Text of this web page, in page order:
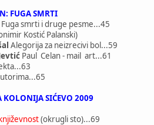
FUGA SMRTI
Fuga smrti i druge pesme...45
Kostić Palanski)
Alegorija za neizrecivi bol...59
Paul Celan - mail art...61
KOLONIJA SIĆEVO 2009
(okrugli sto)...69